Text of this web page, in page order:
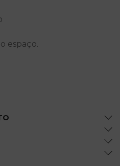
espaço.